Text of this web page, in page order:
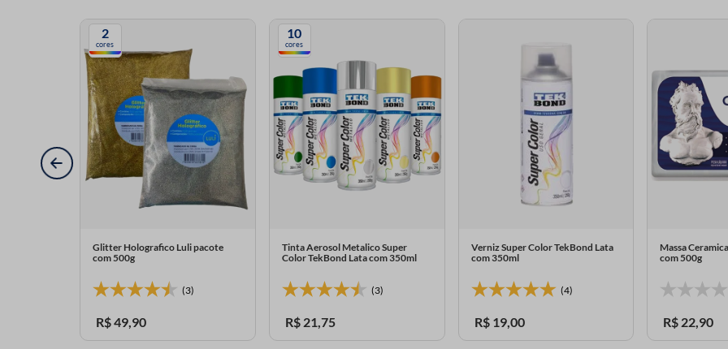
2
cores
Glitter Holografico Luli pacote
com 500g
(3)
R$49,90
10
cores
Tinta Aerosol Metalico Super
Color TekBond Lata com 350ml
(3)
R$ 21,75
Verniz Super Color TekBond Lata
com 350ml
(4)
R$ 19,00
Massa
com 500g
R$ 22,90